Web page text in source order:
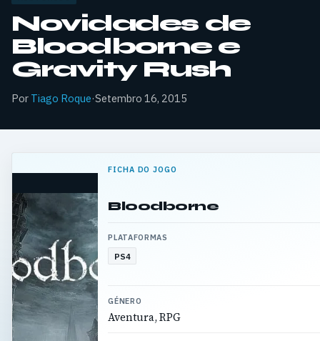
Novidades de
Bloodborne e
Gravity Rush
Por Tiago Roque·Setembro 16, 2015
FICHA DO JOGO
Bloodborne
PLATAFORMAS
PS4
GÉNERO
Aventura, RPG